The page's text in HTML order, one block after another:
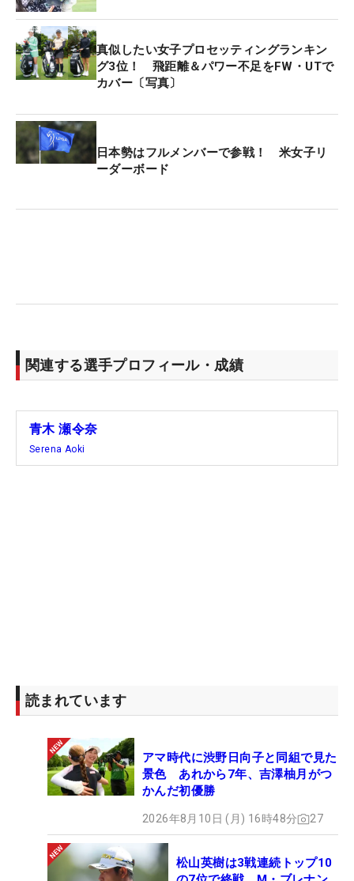
ウェッジで打たなくて済む。逆に100ヤードを超え
た距離で打てるので」と話した。得意とするのは
「145から170ヤードくらい」の、5、6、7番ユーテ
ィリティで打てる距離。9番、18番の長いパー5の3
離が残った。青木にとっては“ラッキー”だ。
さらに、「いつものエースパターだとイメージが合
ボギーフリーで回った吉本は、「パー5が長いけ
ど、池とかもあって、みんな刻むホールとかもあ
でも「2オンは難しい」と話していたり、初日3位タ
真似したい女子プロセッティングランキン
グ3位！ 飛距離＆パワー不足をFW・UTで
カバー〔写真〕
日本勢はフルメンバーで参戦！ 米女子リ
ーダーボード
関連する選手プロフィール・成績
青木 瀬令奈
Serena Aoki
読まれています
アマ時代に渋野日向子と同組で見た
景色 あれから7年、吉澤柚月がつ
かんだ初優勝
2026年8月10日 (月) 16時48分 27
松山英樹は3戦連続トップ10